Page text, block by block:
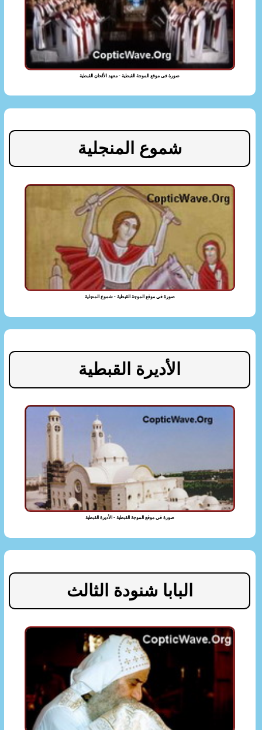
صورة فى موقع الموجة القبطية - معهد الألحان القبطية
شموع المنجلية
صورة فى موقع الموجة القبطية - شموع المنجلية
الأديرة القبطية
صورة فى موقع الموجة القبطية - الأديرة القبطية
البابا شنودة الثالث